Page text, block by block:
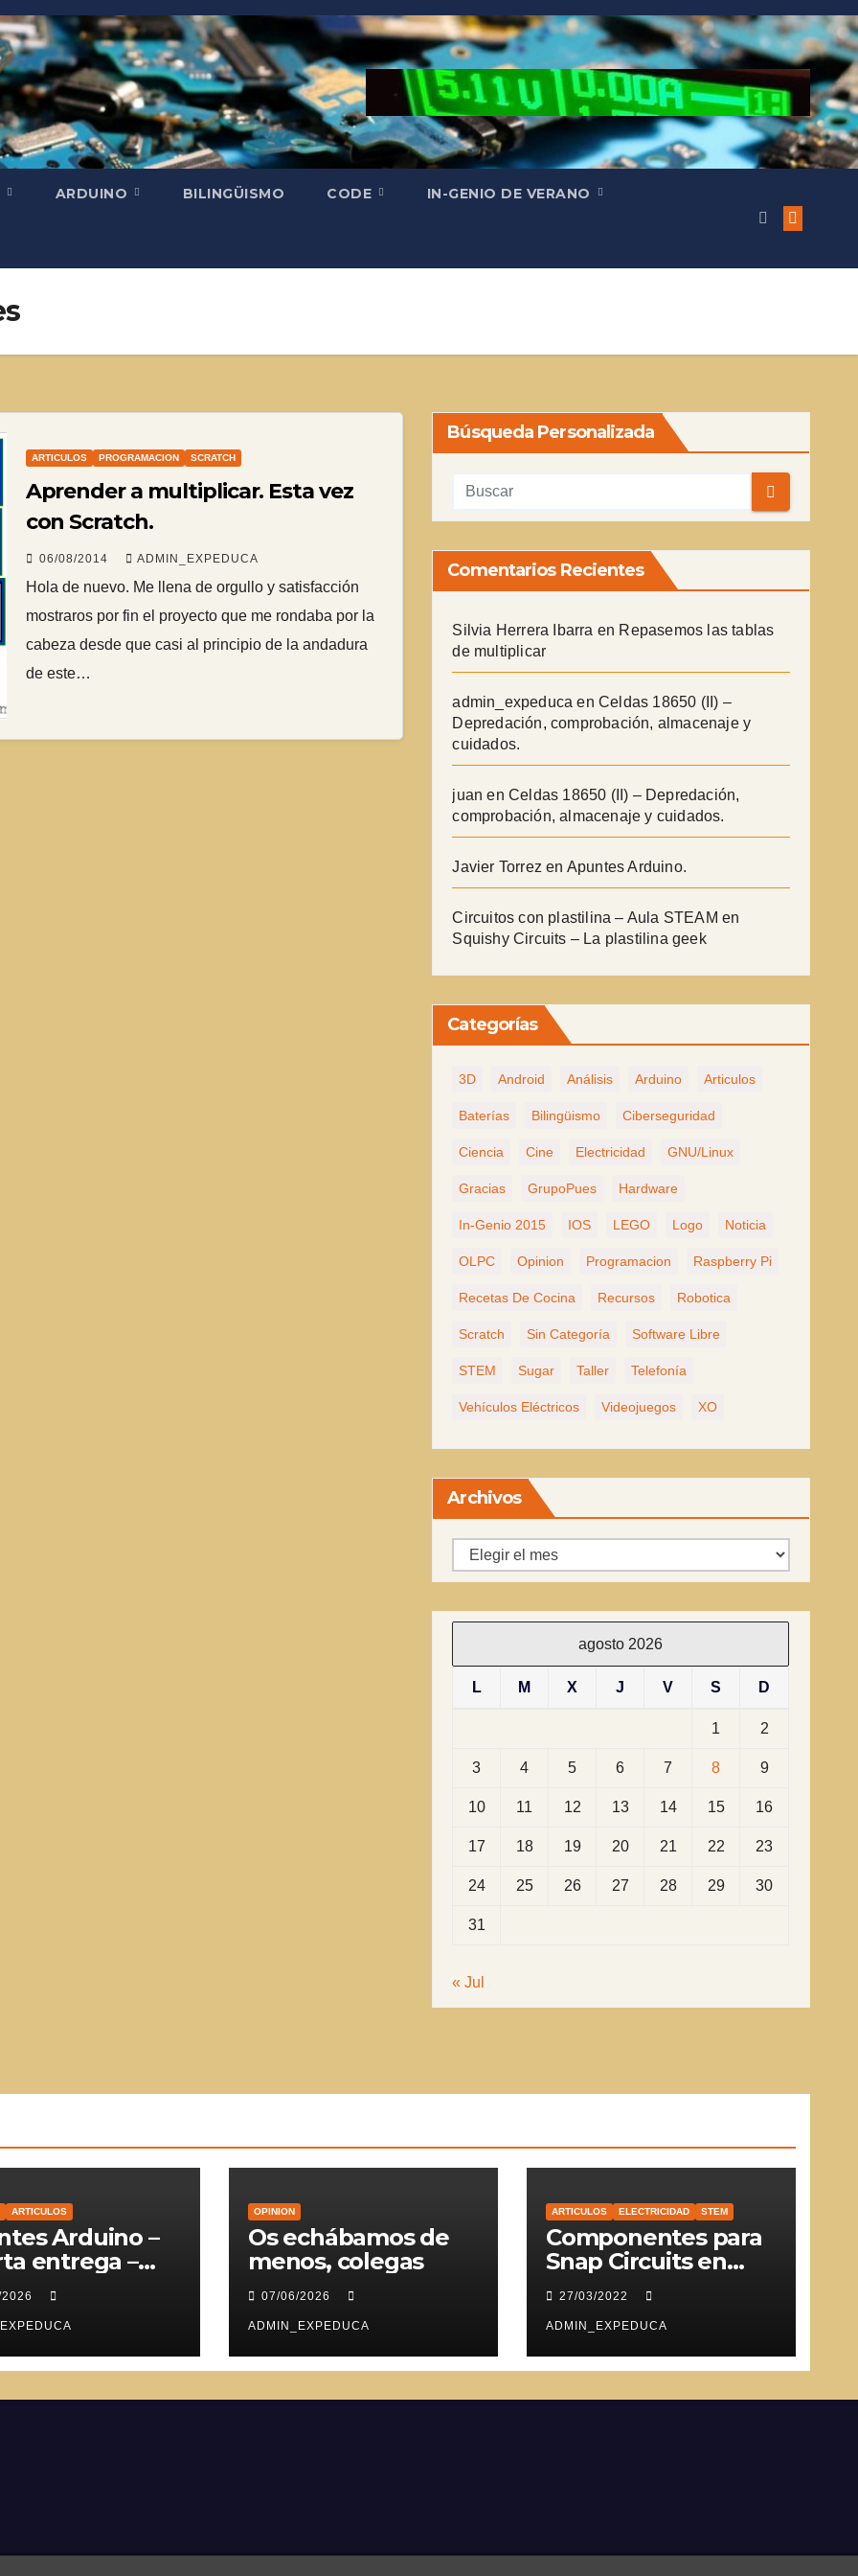
ARDUINO BILINGÜISMO CODE IN-GENIO DE VERANO
ARTICULOS PROGRAMACION SCRATCH
Aprender a multiplicar. Esta vez
con Scratch.
06/08/2014 ADMIN_EXPEDUCA
Hola de nuevo. Me llena de orgullo y satisfacción
mostraros por fin el proyecto que me rondaba por la
cabeza desde que casi al principio de la andadura
de este…
Búsqueda Personalizada
Comentarios Recientes
Silvia Herrera Ibarra en Repasemos las tablas
de multiplicar
admin_expeduca en Celdas 18650 (II) –
Depredación, comprobación, almacenaje y
cuidados.
juan en Celdas 18650 (II) – Depredación,
comprobación, almacenaje y cuidados.
Javier Torrez en Apuntes Arduino.
Circuitos con plastilina – Aula STEAM en
Squishy Circuits – La plastilina geek
Categorías
3D Android Análisis Arduino Articulos
Baterías Bilingüismo Ciberseguridad
Ciencia Cine Electricidad GNU/Linux
Gracias GrupoPues Hardware
In-Genio 2015 IOS LEGO Logo Noticia
OLPC Opinion Programacion Raspberry Pi
Recetas De Cocina Recursos Robotica
Scratch Sin Categoría Software Libre
STEM Sugar Taller Telefonía
Vehículos Eléctricos Videojuegos XO
Archivos
Archivos
agosto 2026
L M X J V S D
1 2
3 4 5 6 7 8 9
10 11 12 13 14 15 16
17 18 19 20 21 22 23
24 25 26 27 28 29 30
31
« Jul
ARTICULOS
Arduino –
entrega –
OPINION
Os echábamos de
menos, colegas
07/06/2026
ADMIN_EXPEDUCA
ARTICULOS ELECTRICIDAD STEM
Componentes para
Snap Circuits en
SVG
27/03/2022
ADMIN_EXPEDUCA